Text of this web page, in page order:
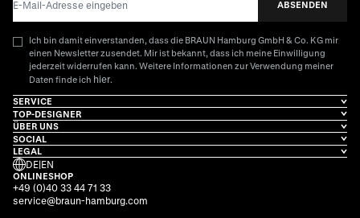
ABSENDEN
Ich bin damit einverstanden, dass die BRAUN Hamburg GmbH & Co. KG mir
einen Newsletter zusendet. Mir ist bekannt, dass ich meine Einwilligung
jederzeit widerrufen kann. Weitere Informationen zur Verwendung meiner
Daten finde ich hier.
SERVICE
TOP-DESIGNER
ÜBER UNS
SOCIAL
LEGAL
DE|EN
ONLINESHOP
+49 (0)40 33 44 71 33
service@braun-hamburg.com